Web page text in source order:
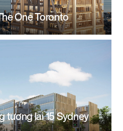
One Toronto
tương lai 15 Sydney